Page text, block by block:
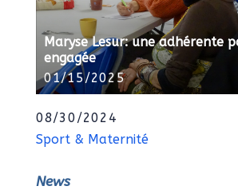
Maryse Lesur: une adhérente
engagée
01/15/2025
08/30/2024
Sport & Maternité
News